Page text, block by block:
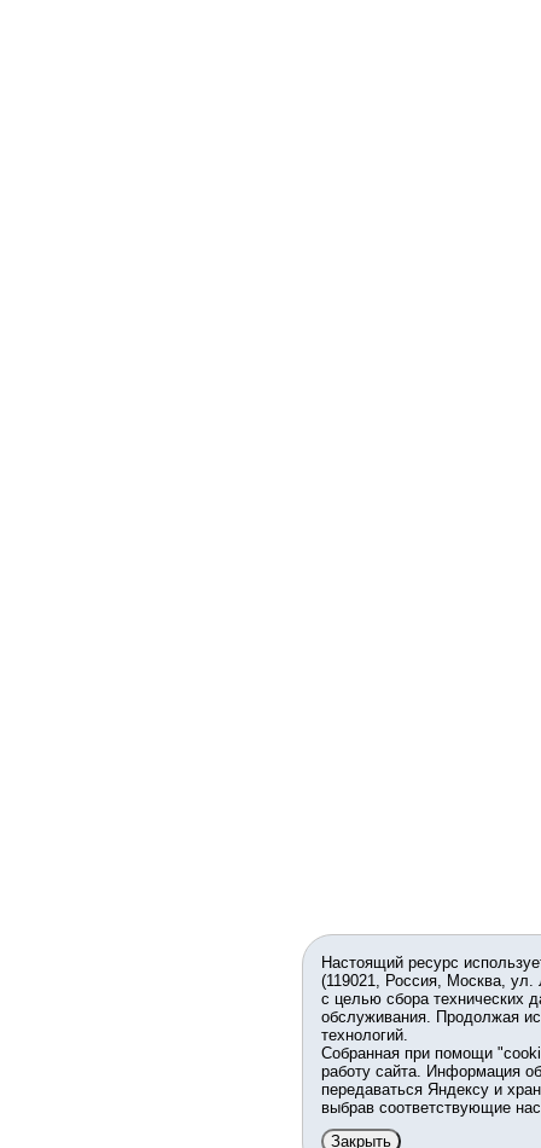
Настоящий ресурс
(119021, Россия, Москва,
с целью сбора технических
обслуживания. Продолжая
технологий.
Собранная при помощи
работу сайта. Информация
передаваться Яндексу и
выбрав соответствующие
Закрыть